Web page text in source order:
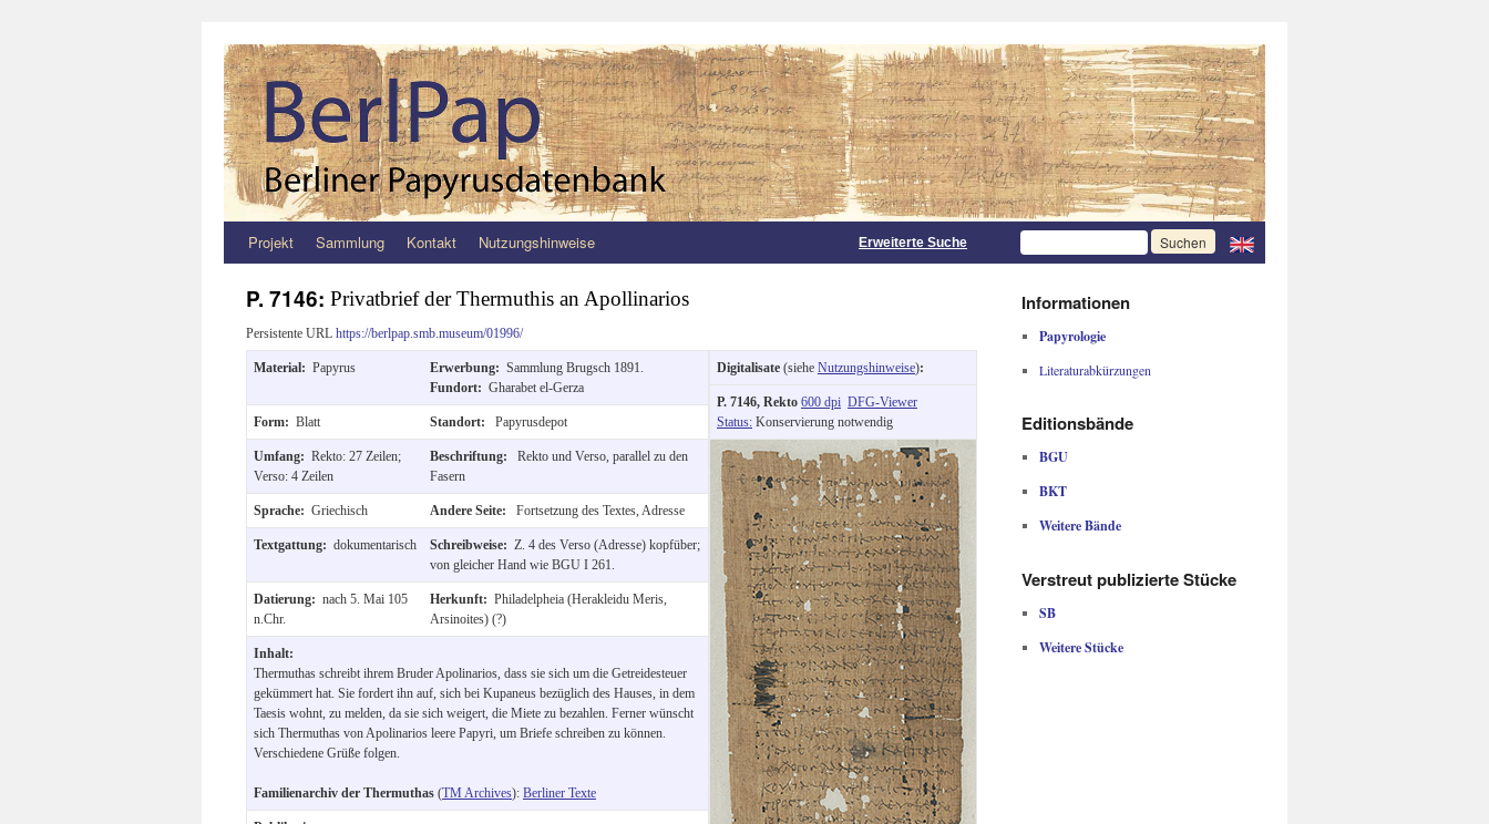
Zum
springen
Projekt Sammlung Kontakt Nutzungshinweise Erweiterte Suche
P. 7146: Privatbrief der Thermuthis an Apollinarios
Persistente URL https://berlpap.smb.museum/01996/
Material: Papyrus Erwerbung: Sammlung Brugsch 1891.
Fundort: Gharabet el-Gerza
Form: Blatt Standort: Papyrusdepot
Umfang: Rekto: 27 Zeilen;
Verso: 4 Zeilen
Beschriftung:
Rekto und Verso, parallel zu den
Fasern
Sprache: Griechisch Andere Seite: Fortsetzung des Textes, Adresse
Textgattung: dokumentarisch Schreibweise: Z. 4 des Verso (Adresse) kopfüber;
von gleicher Hand wie BGU I 261.
Datierung: nach 5. Mai 105
n.Chr.
Herkunft: Philadelpheia (Herakleidu Meris,
Arsinoites) (?)
Inhalt:
Thermuthas schreibt ihrem Bruder Apolinarios, dass sie sich um die Getreidesteuer
gekümmert hat. Sie fordert ihn auf, sich bei Kupaneus bezüglich des Hauses, in dem
Taesis wohnt, zu melden, da sie sich weigert, die Miete zu bezahlen. Ferner wünscht
sich Thermuthas von Apolinarios leere Papyri, um Briefe schreiben zu können.
Verschiedene Grüße folgen.
Familienarchiv der Thermuthas (TM Archives): Berliner Texte
Digitalisate (siehe Nutzungshinweise):
P. 7146, Rekto 600 dpi DFG-Viewer
Status: Konservierung notwendig
Informationen
Papyrologie
Literaturabkürzungen
Editionsbände
BGU
BKT
Weitere Bände
Verstreut publizierte Stücke
SB
Weitere Stücke